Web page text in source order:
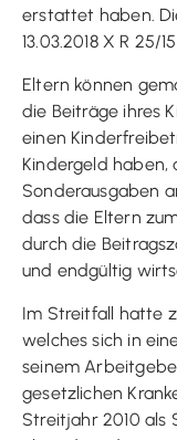
erstattet haben.
13.03.2018 X R 25/
Eltern können
die Beiträge ihres
einen
Kindergeld haben,
Sonderausgaben
dass die Eltern
durch die
und endgültig
Im Streitfall hatte
welches sich in
seinem
gesetzlichen
Streitjahr 2010 als